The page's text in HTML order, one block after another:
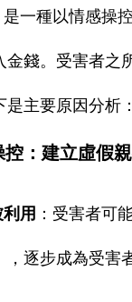
是一種以情感操
金錢。受害者之
主要原因分析：
：建立虛假
用 ：受害者可
逐步成為受害